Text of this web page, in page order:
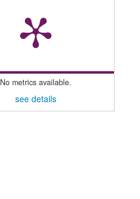
No metrics available.
see details